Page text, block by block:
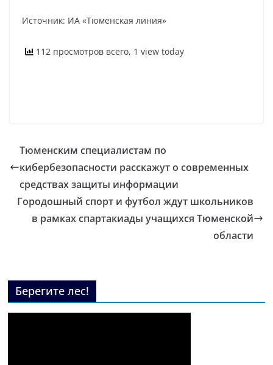
Источник: ИА «Тюменская линия»
112 просмотров всего, 1 view today
Тюменским специалистам по
кибербезопасности расскажут о современных
средствах защиты информации
Городошный спорт и футбол ждут школьников
в рамках спартакиады учащихся Тюменской
области
Берегите лес!